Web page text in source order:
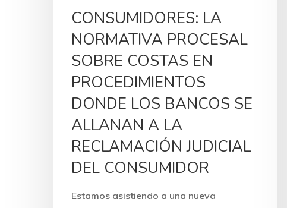
CONSUMIDORES: LA
NORMATIVA PROCESAL
SOBRE COSTAS EN
PROCEDIMIENTOS
DONDE LOS BANCOS SE
ALLANAN A LA
RECLAMACIÓN JUDICIAL
DEL CONSUMIDOR
Estamos asistiendo a una nueva